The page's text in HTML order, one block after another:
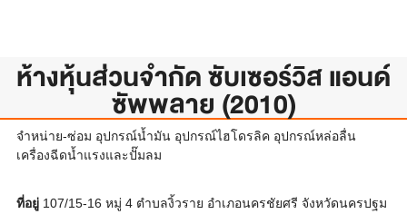
ห้างหุ้นส่วนจำกัด ซับเซอร์วิส แอนด์
ซัพพลาย (2010)
จำหน่าย-ซ่อม อุปกรณ์น้ำมัน อุปกรณ์ไฮโดรลิค อุปกรณ์หล่อลื่น
เครื่องฉีดน้ำแรงและปั๊มลม
ที่อยู่107/15-16 หมู่ 4 ตำบลงิ้วราย อำเภอนครชัยศรี จังหวัดนครปฐม